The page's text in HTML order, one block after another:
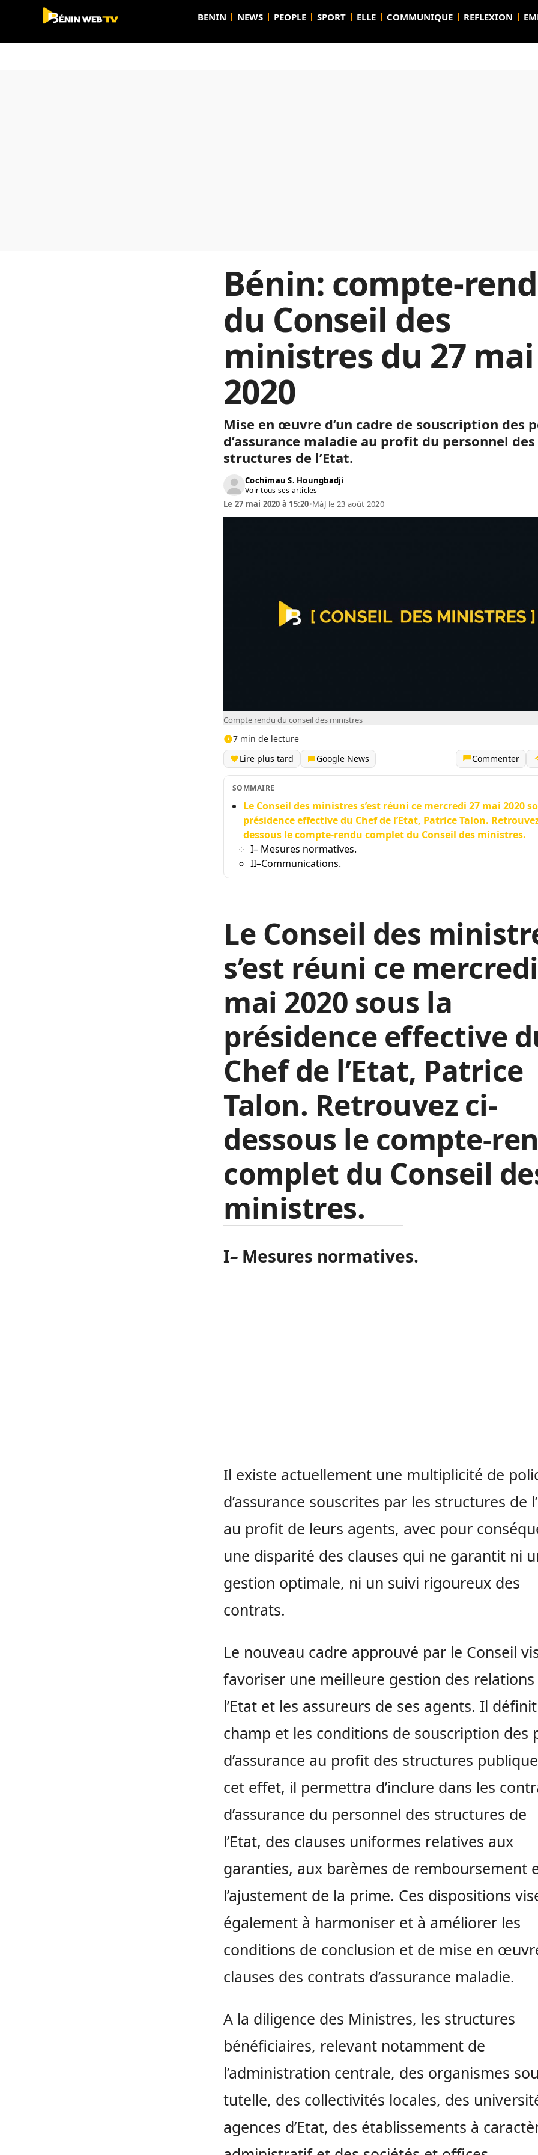
BENIN NEWS PEOPLE SPORT ELLE COMMUNIQUE REFLEXION
Bénin: compte-
du Conseil des
ministres du 27 mai
2020
Mise en œuvre d’un cadre de souscription des
d’assurance maladie au profit du personnel des
structures de l’Etat.
Cochimau S. Houngbadji
Voir tous ses articles
Le 27 mai 2020 à 15:20•MàJ le 23 août 2020
Compte rendu du conseil des ministres
7 min de lecture
Lire plus tard
Google News Commenter
SOMMAIRE
Le Conseil des ministres s’est réuni ce mercredi 27 mai 2020
présidence effective du Chef de l’Etat, Patrice Talon.
dessous le compte-rendu complet du Conseil des ministres.
I– Mesures normatives.
II–Communications.
Le Conseil des
s’est réuni ce
mai 2020 sous la
présidence effective
Chef de l’Etat, Patrice
Talon. Retrouvez ci-
dessous le compte-
complet du Conseil
ministres.
I– Mesures normatives.
Il existe actuellement une multiplicité de
d’assurance souscrites par les structures de
au profit de leurs agents, avec pour
une disparité des clauses qui ne garantit ni
gestion optimale, ni un suivi rigoureux des
contrats.
Le nouveau cadre approuvé par le Conseil
favoriser une meilleure gestion des
l’Etat et les assureurs de ses agents. Il
champ et les conditions de souscription des
d’assurance au profit des structures
cet effet, il permettra d’inclure dans les
d’assurance du personnel des structures de
l’Etat, des clauses uniformes relatives aux
garanties, aux barèmes de remboursement
l’ajustement de la prime. Ces dispositions
également à harmoniser et à améliorer les
conditions de conclusion et de mise en
clauses des contrats d’assurance maladie.
A la diligence des Ministres, les structures
bénéficiaires, relevant notamment de
l’administration centrale, des organismes
tutelle, des collectivités locales, des
agences d’Etat, des établissements à